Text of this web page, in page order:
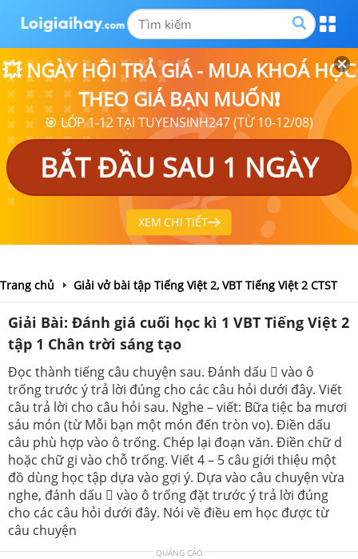
💥 NGÀY HỘI TRẢ GIÁ - MUA KHOÁ HỌC
THEO GIÁ BẠN MUỐN❗
🎯 LỚP 1-12 TẠI TUYENSINH247 (TỪ 10-12/08)
BẮT ĐẦU SAU 1 NGÀY
XEM CHI TIẾT
Trang chủ Giải vở bài tập Tiếng Việt 2, VBT Tiếng Việt 2 CTST
Giải Bài: Đánh giá cuối học kì 1 VBT Tiếng Việt 2
tập 1 Chân trời sáng tạo
Đọc thành tiếng câu chuyện sau. Đánh dấu  vào ô
trống trước ý trả lời đúng cho các câu hỏi dưới đây. Viết
câu trả lời cho câu hỏi sau. Nghe – viết: Bữa tiệc ba mươi
sáu món (từ Mỗi bạn một món đến tròn vo). Điền dấu
câu phù hợp vào ô trống. Chép lại đoạn văn. Điền chữ d
hoặc chữ gi vào chỗ trống. Viết 4 – 5 câu giới thiệu một
đồ dùng học tập dựa vào gợi ý. Dựa vào câu chuyện vừa
nghe, đánh dấu  vào ô trống đặt trước ý trả lời đúng
cho các câu hỏi dưới đây. Nói về điều em học được từ
câu chuyện
QUẢNG CÁO